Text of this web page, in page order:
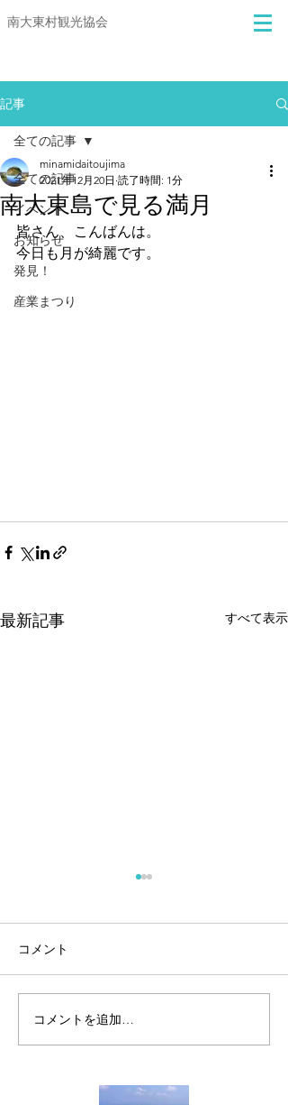
​​南大東村観光協会
記事
全ての記事
イベント
お知らせ
発見！
産業まつり
全ての記事
南大東島で見る満月
minamidaitoujima
2021年12月20日 読了時間: 1分
皆さん、こんばんは。
今日も月が綺麗です。
最新記事 すべて表示
🌀台風対策は済みました
か？🌀
コメント
コメントを追加…